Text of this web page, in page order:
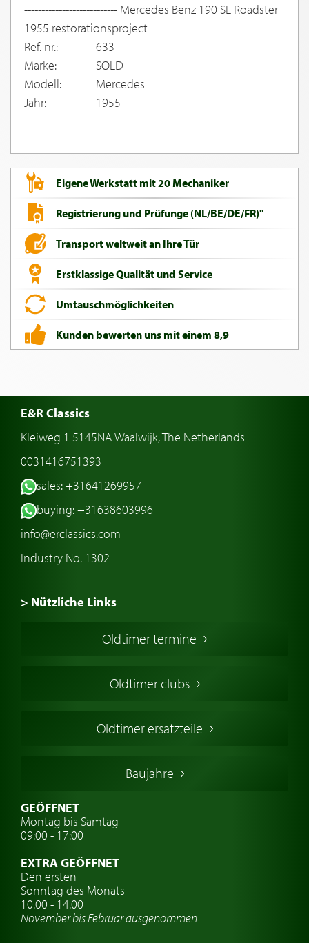
--------------------------- Mercedes Benz 190 SL Roadster
1955 restorationsproject
Ref. nr.:
633
Marke:
SOLD
Modell:
Mercedes
Jahr:
1955
Eigene Werkstatt mit 20 Mechaniker
Registrierung und Prüfunge (NL/BE/DE/FR)"
Transport weltweit an Ihre Tür
Erstklassige Qualität und Service
Umtauschmöglichkeiten
Kunden bewerten uns mit einem 8,9
E&R Classics
Kleiweg 1 5145NA Waalwijk, The Netherlands
0031416751393
sales: +31641269957
buying: +31638603996
info@erclassics.com
Industry No. 1302
> Nützliche Links
Oldtimers in Europa
Englische Oldtimer
Deutsche Oldtimer
Schwedische Oldtimer
Oldtimer mit h-kennzeichen
Auto Oldtimer Markt
Oldtimer-Versicherung
Oldtimer-Clubs
Oldtimer-Reisen
Oldtimer termine
Oldtimer clubs
Oldtimer ersatzteile
Baujahre
GEÖFFNET
Montag bis Samtag
09:00 - 17:00
EXTRA GEÖFFNET
Den ersten
Sonntag des Monats
10.00 - 14.00
November bis Februar ausgenommen